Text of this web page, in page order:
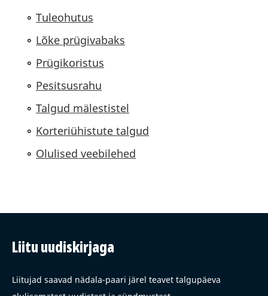
Tuleohutus
Lõke prügivabaks
Prügikoristus
Pesitsusrahu
Talgud mälestistel
Korteriühistute talgud
Olulised veebilehed
Liitu uudiskirjaga
Liitujad saavad nädala-paari järel teavet talgupäeva